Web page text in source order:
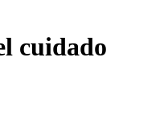
cuidado